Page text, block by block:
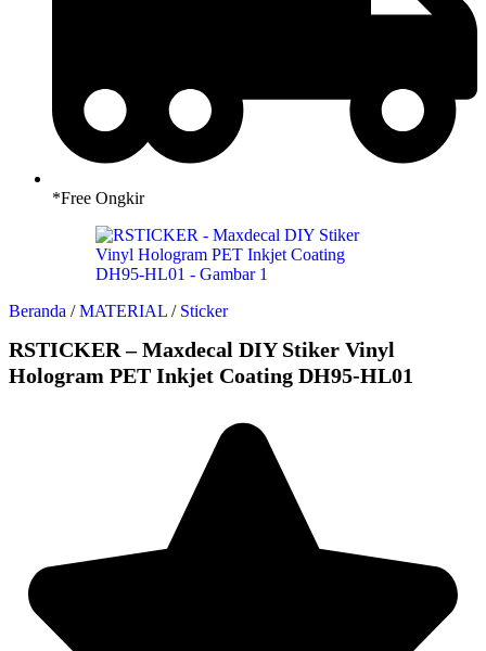
*Free Ongkir
Beranda / MATERIAL / Sticker
RSTICKER – Maxdecal DIY Stiker Vinyl
Hologram PET Inkjet Coating DH95-HL01